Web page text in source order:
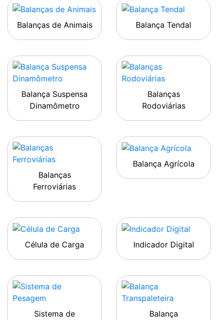
Balanças de Animais Balança Tendal
Balança Suspensa
Dinamômetro
Balanças
Rodoviárias
Balanças
Ferroviárias
Balança Agrícola
Célula de Carga Indicador Digital
Sistema de
Balança